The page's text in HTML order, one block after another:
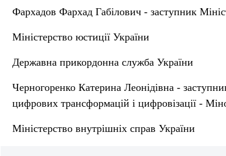
Фархадов Фархад Габілович - заступник
Міністерство юстиції України
Державна прикордонна служба України
Черногоренко Катерина Леонідівна -
цифрових трансформацій і цифровізації -
Міністерство внутрішніх справ України